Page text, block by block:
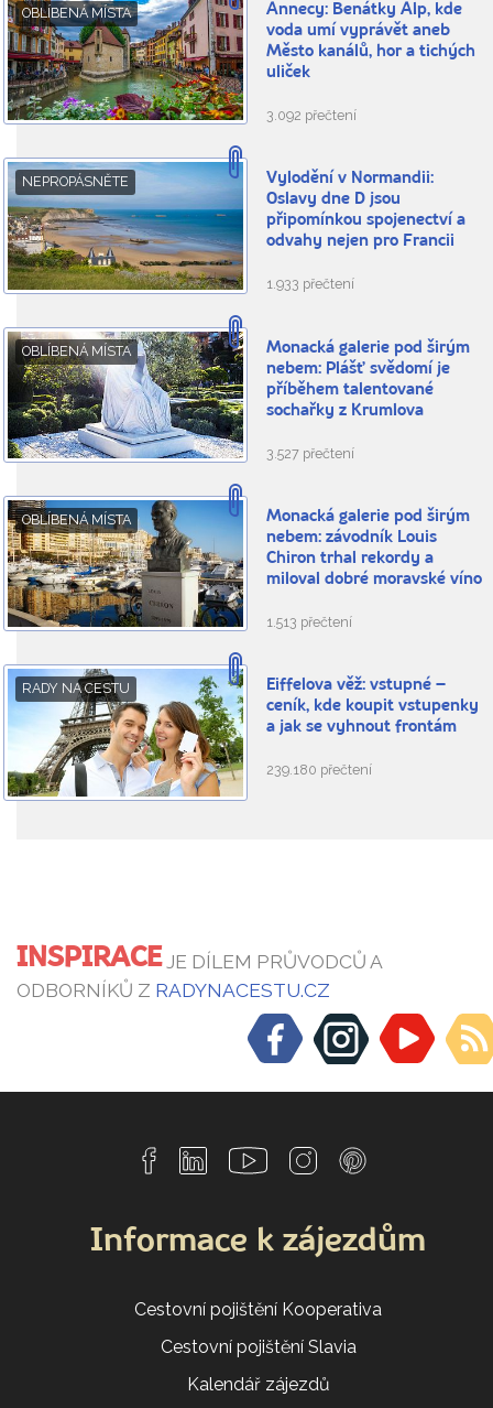
OBLÍBENÁ MÍSTA
Annecy: Benátky Alp, kde
voda umí vyprávět aneb
Město kanálů, hor a tichých
uliček
3.092 přečtení
NEPROPÁSNĚTE
Vylodění v Normandii:
Oslavy dne D jsou
připomínkou spojenectví a
odvahy nejen pro Francii
1.933 přečtení
OBLÍBENÁ MÍSTA
Monacká galerie pod širým
nebem: Plášť svědomí je
příběhem talentované
sochařky z Krumlova
3.527 přečtení
OBLÍBENÁ MÍSTA
Monacká galerie pod širým
nebem: závodník Louis
Chiron trhal rekordy a
miloval dobré moravské víno
1.513 přečtení
RADY NA CESTU
Eiffelova věž: vstupné –
ceník, kde koupit vstupenky
a jak se vyhnout frontám
239.180 přečtení
INSPIRACEJE DÍLEM PRŮVODCŮ A
ODBORNÍKŮ Z RADYNACESTU.CZ
Informace k zájezdům
Cestovní pojištění Kooperativa
Cestovní pojištění Slavia
Kalendář zájezdů